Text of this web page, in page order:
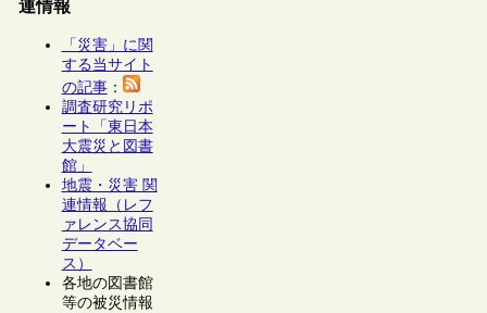
連情報
「災害」に関
する当サイト
の記事：
調査研究リポ
ート「東日本
大震災と図書
館」
地震・災害 関
連情報（レフ
ァレンス協同
データベー
ス）
各地の図書館
等の被災情報